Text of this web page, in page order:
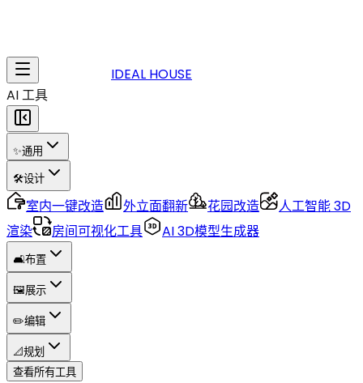
IDEAL HOUSE
AI 工具
✨通用
🛠️设计
室内一键改造 外立面翻新 花园改造
人工智能 3D
渲染
房间可视化工具 AI 3D模型生成器
🛋️布置
🖼️展示
✏️编辑
📐规划
查看所有工具